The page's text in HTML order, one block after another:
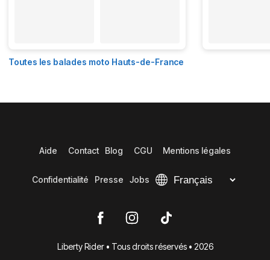
Toutes les balades moto Hauts-de-France
Aide Contact Blog CGU Mentions légales
Confidentialité Presse Jobs
Liberty Rider • Tous droits réservés • 2026